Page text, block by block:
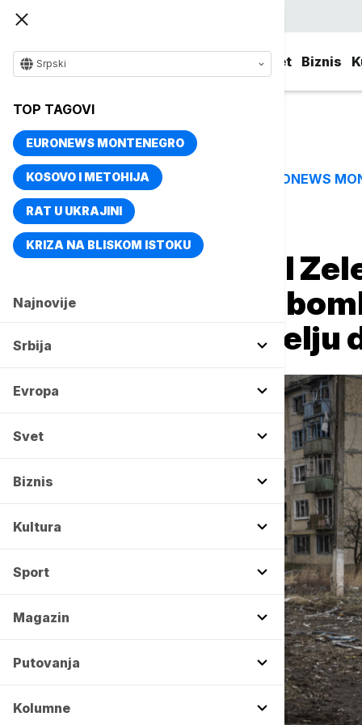
Svet Biznis
Srpski
TOP TAGOVI
EURONEWS MONTENEGRO
KOSOVO I METOHIJA
RAT U UKRAJINI
KRIZA NA BLISKOM ISTOKU
Najnovije
Srbija
Evropa
Svet
Biznis
Kultura
Sport
Magazin
Putovanja
Kolumne
TOP TAGOVI EURONEWS
Naslovna Evropa
RAT U UKRAJINI
900 navođenih
dronova za nedelju